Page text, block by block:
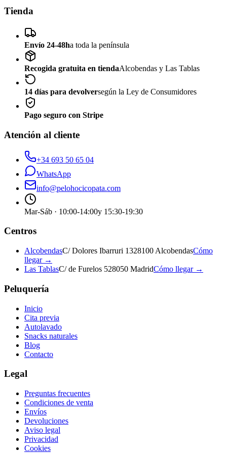
Tienda
Envío 24-48ha toda la península
Recogida gratuita en tiendaAlcobendas y Las Tablas
14 días para devolversegún la Ley de Consumidores
Pago seguro con Stripe
Atención al cliente
+34 693 50 65 04
WhatsApp
info@pelohocicopata.com
Mar-Sáb · 10:00-14:00y 15:30-19:30
Centros
AlcobendasC/ Dolores Ibarruri 1328100 AlcobendasCómo
llegar →
Las TablasC/ de Furelos 528050 MadridCómo llegar →
Peluquería
Inicio
Cita previa
Autolavado
Snacks naturales
Blog
Contacto
Legal
Preguntas frecuentes
Condiciones de venta
Envíos
Devoluciones
Aviso legal
Privacidad
Cookies